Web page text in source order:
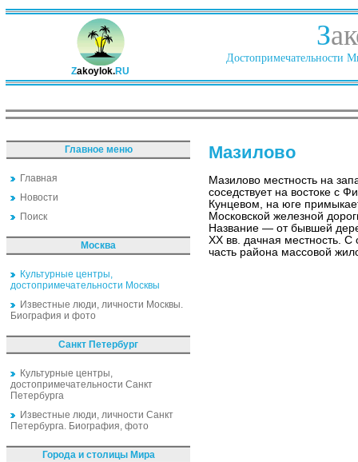
Zakoylok.RU
З
Достопримечательности
Главное меню
Главная
Новости
Поиск
Москва
Культурные центры,
достопримечательности Москвы
Известные люди, личности Москвы.
Биография и фото
Санкт Петербург
Культурные центры,
достопримечательности Санкт
Петербурга
Известные люди, личности Санкт
Петербурга. Биография, фото
Города и столицы Мира
Мазилово
Мазилово местность на
соседствует на востоке с
Кунцевом, на юге
Московской железной
Название — от бывшей
XX вв. дачная местность.
часть района массовой